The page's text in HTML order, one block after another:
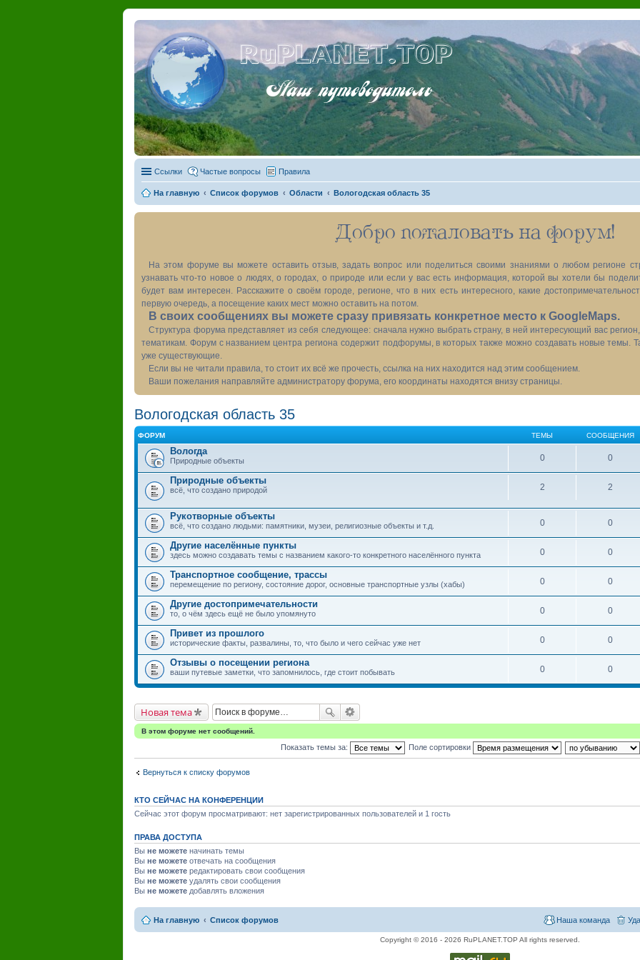
RuPLANET.TOP
Наш путеводитель
Ссылки Частые вопросы Правила
На главную Список форумов Области Вологодская область 35
Добро пожаловать на форум!
На этом форуме вы можете оставить отзыв, задать вопрос или поделиться своими знаниями о любом регионе
узнавать что-то новое о людях, о городах, о природе или если у вас есть информация, которой вы хотели бы
будет вам интересен. Расскажите о своём городе, регионе, что в них есть интересного, какие
первую очередь, а посещение каких мест можно оставить на потом.
В своих сообщениях вы можете сразу привязать конкретное место к GoogleMaps.
Структура форума представляет из себя следующее: сначала нужно выбрать страну, в ней интересующий вас
тематикам. Форум с названием центра региона содержит подфорумы, в которых также можно создавать новые темы.
уже существующие.
Если вы не читали правила, то стоит их всё же прочесть, ссылка на них находится над этим сообщением.
Ваши пожелания направляйте администратору форума, его координаты находятся внизу страницы.
Вологодская область 35
ФОРУМ ТЕМЫ СООБЩЕНИЯ
Вологда
Природные объекты 0 0
Природные объекты
всё, что создано природой 2 2
Рукотворные объекты
всё, что создано людьми: памятники, музеи, религиозные объекты и т.д. 0 0
Другие населённые пункты
здесь можно создавать темы с названием какого-то конкретного населённого пункта 0 0
Транспортное сообщение, трассы
перемещение по региону, состояние дорог, основные транспортные узлы (хабы) 0 0
Другие достопримечательности
то, о чём здесь ещё не было упомянуто 0 0
Привет из прошлого
исторические факты, развалины, то, что было и чего сейчас уже нет 0 0
Отзывы о посещении региона
ваши путевые заметки, что запомнилось, где стоит побывать 0 0
Новая тема
В этом форуме нет сообщений.
Показать темы за: Поле сортировки
Вернуться к списку форумов
КТО СЕЙЧАС НА КОНФЕРЕНЦИИ
Сейчас этот форум просматривают: нет зарегистрированных пользователей и 1 гость
ПРАВА ДОСТУПА
Вы не можете начинать темы
Вы не можете отвечать на сообщения
Вы не можете редактировать свои сообщения
Вы не можете удалять свои сообщения
Вы не можете добавлять вложения
На главную Список форумов Наша команда
Copyright © 2016 - 2026 RuPLANET.TOP All rights reserved.